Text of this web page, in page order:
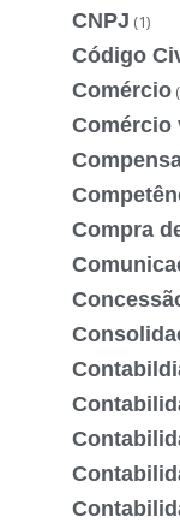
CNPJ (1)
Código
Comércio
Comércio
Compra